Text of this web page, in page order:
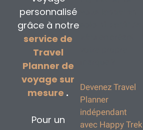
personnalisé
grâce à notre
service de
Travel
Planner de
voyage sur
mesure .
Pour un
Devenez Travel
Planner
indépendant
avec Happy Trek